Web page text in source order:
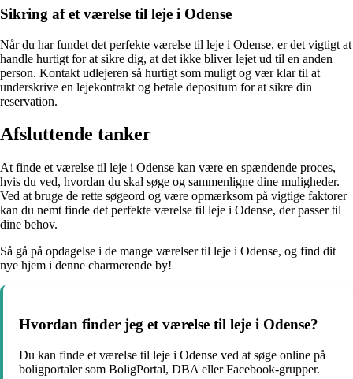
Sikring af et værelse til leje i Odense
Når du har fundet det perfekte værelse til leje i Odense, er det vigtigt at
handle hurtigt for at sikre dig, at det ikke bliver lejet ud til en anden
person. Kontakt udlejeren så hurtigt som muligt og vær klar til at
underskrive en lejekontrakt og betale depositum for at sikre din
reservation.
Afsluttende tanker
At finde et værelse til leje i Odense kan være en spændende proces,
hvis du ved, hvordan du skal søge og sammenligne dine muligheder.
Ved at bruge de rette søgeord og være opmærksom på vigtige faktorer
kan du nemt finde det perfekte værelse til leje i Odense, der passer til
dine behov.
Så gå på opdagelse i de mange værelser til leje i Odense, og find dit
nye hjem i denne charmerende by!
Hvordan finder jeg et værelse til leje i Odense?
Du kan finde et værelse til leje i Odense ved at søge online på
boligportaler som BoligPortal, DBA eller Facebook-grupper.